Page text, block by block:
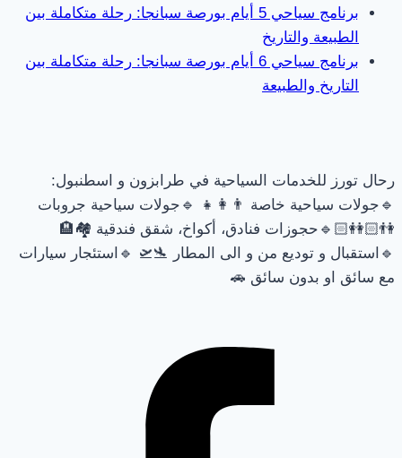
برنامج سياحي 5 أيام بورصة سبانجا: رحلة متكاملة بين
الطبيعة والتاريخ
برنامج سياحي 6 أيام بورصة سبانجا: رحلة متكاملة بين
التاريخ والطبيعة
رحال تورز للخدمات السياحية في طرابزون و اسطنبول:
🔹جولات سياحية خاصة 👨‍👩‍👧 🔹جولات سياحية جروبات
👫🏻👭🏻🔹حجوزات فنادق، أكواخ، شقق فندقية 🏘🏨
🔹استقبال و توديع من و الى المطار 🛬🛫 🔹استئجار سيارات
مع سائق او بدون سائق 🚗